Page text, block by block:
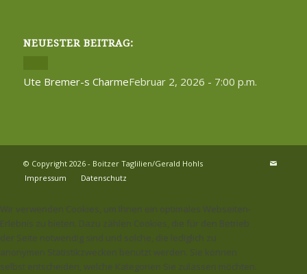
NEUESTER BEITRAG:
Ute Bremer-s CharmeFebruar 2, 2026 - 7:00 p.m.
© Copyright 2026 - Boitzer Taglilien/Gerald Hohls
Impressum
Datenschutz
Wir verwenden Cookies, um Ihnen ein optimales Webseiten-
Erlebnis zu bieten. Dazu zählen Cookies, die für den Betrieb
der Seite notwendig sind und solche, die lediglich zu
anonymen Statistikzwecken benutzt werden. Sie können
selbst entscheiden, welche Kategorien Sie zulassen möchten.